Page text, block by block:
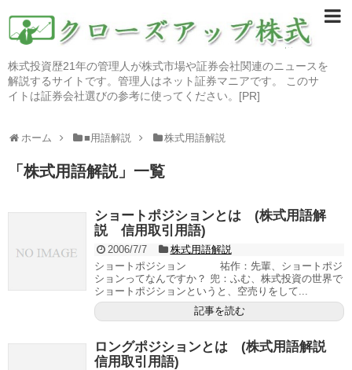
株式投資歴21年の管理人が株式市場や証券会社関連のニュースを
解説するサイトです。管理人はネット証券マニアです。 このサ
イトは証券会社選びの参考に使ってください。[PR]
ホーム ■用語解説 株式用語解説
「 株式用語解説」 一覧
ショートポジションとは (株式用語解
説 信用取引用語)
2006/7/7
株式用語解説
ショートポジション 祐作：先輩、ショートポジ
ションってなんですか？ 兜：ふむ、株式投資の世界で
ショートポジションというと、空売りをして...
記事を読む
ロングポジションとは (株式用語解説
信用取引用語)